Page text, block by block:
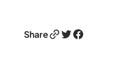
ShareLink Twitter Facebook